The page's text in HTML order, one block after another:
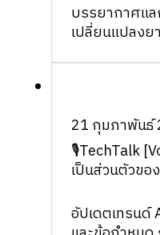
บรรยากาศแล
เปลี่ยนแปลง
21 กุมภาพันธ์
🎙TechTalk
เป็นส่วนตัวขอ
อัปเดตเทรนด์